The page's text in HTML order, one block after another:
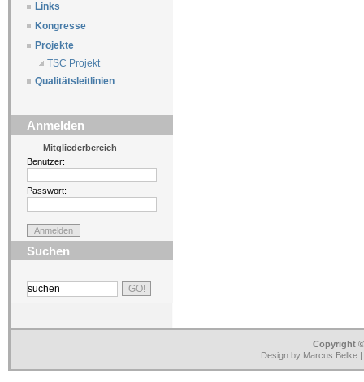
Links
Kongresse
Projekte
TSC Projekt
Qualitätsleitlinien
Anmelden
Mitgliederbereich
Benutzer:
Passwort:
Suchen
Copyright
Design by Marcus Belke